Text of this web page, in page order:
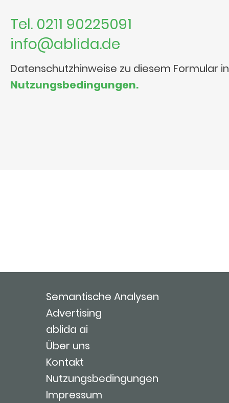
Tel. 0211 90225091
info@ablida.de
Datenschutzhinweise zu diesem Formular
Nutzungsbedingungen.
Semantische Analysen
Advertising
ablida ai
Über uns
Kontakt
Nutzungsbedingungen
Impressum